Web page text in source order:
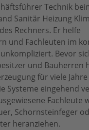
Technik
Sanitär Heizung
Rechners. Er helfe
und Fachleuten im
Bevor
und Bauherren
für viele
Systeme eingehend
Fachleute
Schornsteinfeger
heranziehen.